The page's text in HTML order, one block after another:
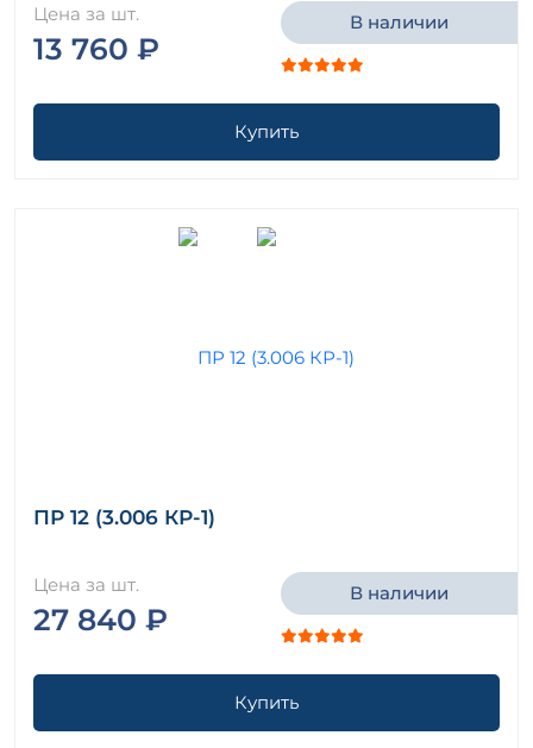
Цена за шт.
13 760 ₽
В наличии
Купить
ПР 12 (3.006 КР-1)
Цена за шт.
27 840 ₽
В наличии
Купить